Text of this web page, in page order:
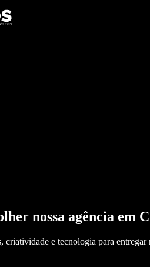
nossa agência em
criatividade e tecnologia para entregar